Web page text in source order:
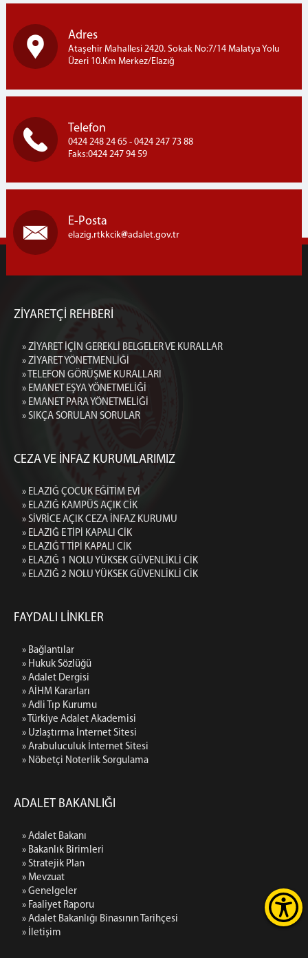
Adres
Ataşehir Mahallesi 2420. Sokak No:7/14 Malatya Yolu
Üzeri 10.Km Merkez/Elazığ
Telefon
0424 248 24 65 - 0424 247 73 88
Faks:0424 247 94 59
E-Posta
elazig.rtkkcik adalet.gov.tr
ZİYARETÇİ REHBERİ
» ZİYARET İÇİN GEREKLİ BELGELER VE KURALLAR
» ZİYARET YÖNETMENLİĞİ
» TELEFON GÖRÜŞME KURALLARI
» EMANET EŞYA YÖNETMELİĞİ
» EMANET PARA YÖNETMELİĞİ
» SIKÇA SORULAN SORULAR
CEZA VE İNFAZ KURUMLARIMIZ
» ELAZIĞ ÇOCUK EĞİTİM EVİ
» ELAZIĞ KAMPÜS AÇIK CİK
» SİVRİCE AÇIK CEZA İNFAZ KURUMU
» ELAZIĞ E TİPİ KAPALI CİK
» ELAZIĞ T TİPİ KAPALI CİK
» ELAZIĞ 1 NOLU YÜKSEK GÜVENLİKLİ CİK
» ELAZIĞ 2 NOLU YÜKSEK GÜVENLİKLİ CİK
FAYDALI LİNKLER
» Bağlantılar
» Hukuk Sözlüğü
» Adalet Dergisi
» AİHM Kararları
» Adli Tıp Kurumu
» Türkiye Adalet Akademisi
» Uzlaştırma İnternet Sitesi
» Arabuluculuk İnternet Sitesi
» Nöbetçi Noterlik Sorgulama
ADALET BAKANLIĞI
» Adalet Bakanı
» Bakanlık Birimleri
» Stratejik Plan
» Mevzuat
» Genelgeler
» Faaliyet Raporu
» Adalet Bakanlığı Binasının Tarihçesi
» İletişim